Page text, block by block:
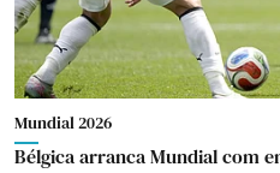
Mundial 2026
Bélgica arranca Mundial com